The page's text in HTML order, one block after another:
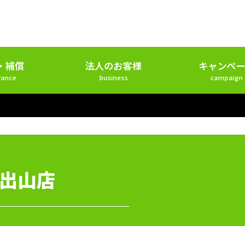
補償 法人のお客様
business
キャンペ
campaign
山店